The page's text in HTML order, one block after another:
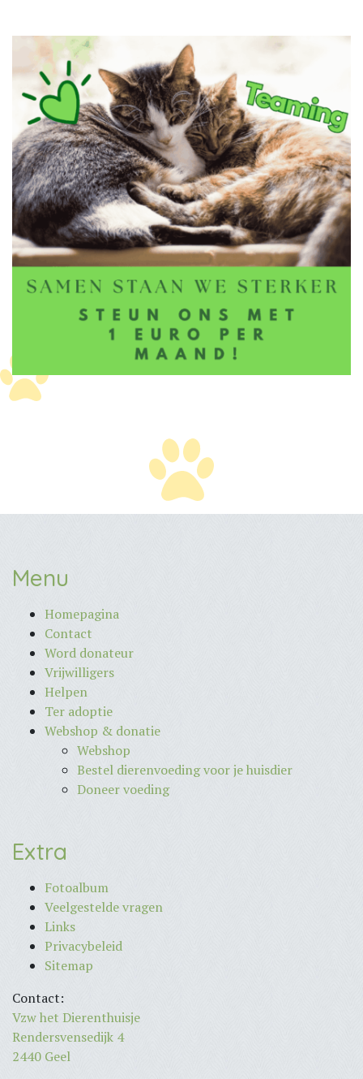
Menu
Homepagina
Contact
Word donateur
Vrijwilligers
Helpen
Ter adoptie
Webshop & donatie
Webshop
Bestel dierenvoeding voor je huisdier
Doneer voeding
Extra
Fotoalbum
Veelgestelde vragen
Links
Privacybeleid
Sitemap
Contact:
Vzw het Dierenthuisje
Rendersvensedijk 4
2440 Geel